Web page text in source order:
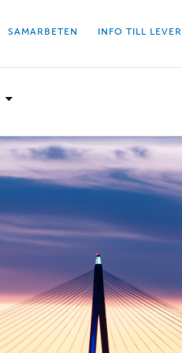
SAMARBETEN INFO TILL
Välj
Hitta dit
VÄSTERGÖTLAND
Alingsås
Industrigatan 2C